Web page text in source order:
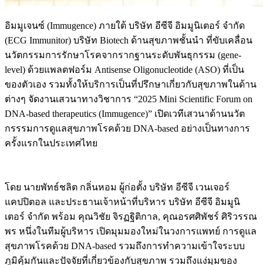
อิมมูเจนซ์ (Immugence) ภายใต้ บริษัท อีซีจี อิมมูนิเตอร์ จำกัด
(ECG Immunitor) บริษัท Biotech ด้านสุขภาพชั้นนำ ที่ขับเคลื่อน
นวัตกรรมการรักษาโรคจากรากฐานระดับพันธุกรรม (gene-
level) ด้วยแพลตฟอร์ม Antisense Oligonucleotide (ASO) ที่เป็น
ของตัวเอง รวมทั้งให้บริการเป็นที่ปรึกษาเกี่ยวกับสุขภาพในด้าน
ต่างๆ จัดงานเสวนาทางวิชาการ “2025 Mini Scientific Forum on
DNA-based therapeutics (Immugence)” เปิดเวทีเสวนาด้านนวัต
กรรรมการดูแลสุขภาพโรคด้วย DNA-based อย่างเป็นทางการ
ครั้งแรกในประเทศไทย
โดย นายพัทธ์ชลิต กลิ่นหอม ผู้ก่อตั้ง บริษัท อีซีจี เวนเจอร์
แคปปิตอล และประธานเจ้าหน้าที่บริหาร บริษัท อีซีจี อิมมูนิ
เตอร์ จำกัด พร้อม คุณวิชัย จิรฏฐิติกาล, คุณอรศศิพัชร์ ศิริวรรณ
พร หนึ่งในทีมผู้บริหาร เปิดมุมมองใหม่ในวงการแพทย์ การดูแล
สุขภาพโรคด้วย DNA-based รวมถึงการทำความเข้าใจระบบ
ภูมิคุ้มกันและปัจจัยที่เกี่ยวข้องกับสุขภาพ รวมถึงแง่มุมของ